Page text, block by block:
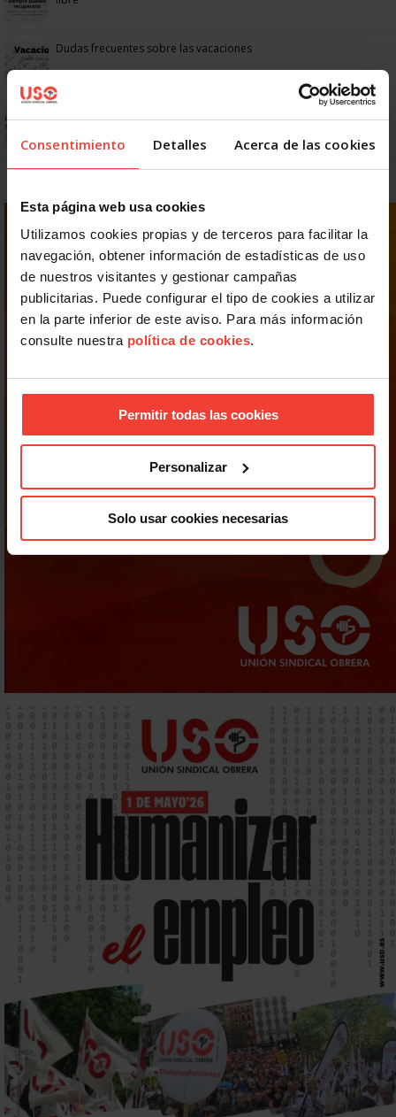
Consentimiento Detalles Acerca de las cookies
Esta página web usa cookies
Utilizamos cookies propias y de terceros para facilitar la
navegación, obtener información de estadísticas de uso
de nuestros visitantes y gestionar campañas
publicitarias. Puede configurar el tipo de cookies a utilizar
en la parte inferior de este aviso. Para más información
consulte nuestra política de cookies.
Permitir todas las cookies
Personalizar
Solo usar cookies necesarias
Dudas frecuentes sobre las vacaciones
Prepara gratis con USO las oposiciones a AGE, Seguridad Social y
Correos